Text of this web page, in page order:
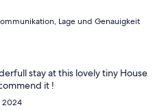
Lage und Genauigkeit
stay at this lovely tiny House
it !
2024